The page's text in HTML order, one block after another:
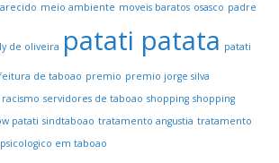
meio ambiente moveis baratos osasco padre
de oliveira patati patata patati
de taboao premio premio jorge silva
racismo servidores de taboao shopping shopping
patati sindtaboao tratamento angustia tratamento
em taboao